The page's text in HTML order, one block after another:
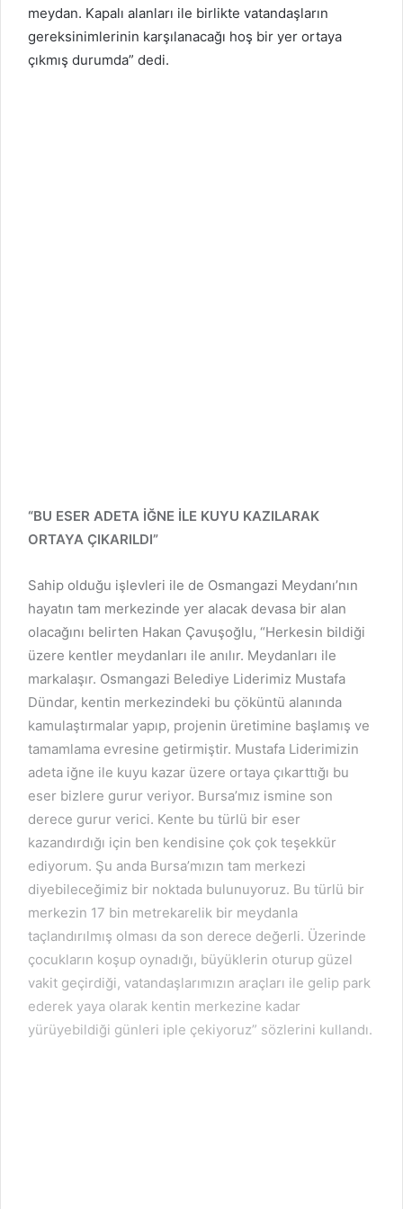
meydan. Kapalı alanları ile birlikte vatandaşların
gereksinimlerinin karşılanacağı hoş bir yer ortaya
çıkmış durumda” dedi.
“BU ESER ADETA İĞNE İLE KUYU KAZILARAK
ORTAYA ÇIKARILDI”
Sahip olduğu işlevleri ile de Osmangazi Meydanı’nın
hayatın tam merkezinde yer alacak devasa bir alan
olacağını belirten Hakan Çavuşoğlu, “Herkesin bildiği
üzere kentler meydanları ile anılır. Meydanları ile
markalaşır. Osmangazi Belediye Liderimiz Mustafa
Dündar, kentin merkezindeki bu çöküntü alanında
kamulaştırmalar yapıp, projenin üretimine başlamış ve
tamamlama evresine getirmiştir. Mustafa Liderimizin
adeta iğne ile kuyu kazar üzere ortaya çıkarttığı bu
eser bizlere gurur veriyor. Bursa’mız ismine son
derece gurur verici. Kente bu türlü bir eser
kazandırdığı için ben kendisine çok çok teşekkür
ediyorum. Şu anda Bursa’mızın tam merkezi
diyebileceğimiz bir noktada bulunuyoruz. Bu türlü bir
merkezin 17 bin metrekarelik bir meydanla
taçlandırılmış olması da son derece değerli. Üzerinde
çocukların koşup oynadığı, büyüklerin oturup güzel
vakit geçirdiği, vatandaşlarımızın araçları ile gelip park
ederek yaya olarak kentin merkezine kadar
yürüyebildiği günleri iple çekiyoruz” sözlerini kullandı.